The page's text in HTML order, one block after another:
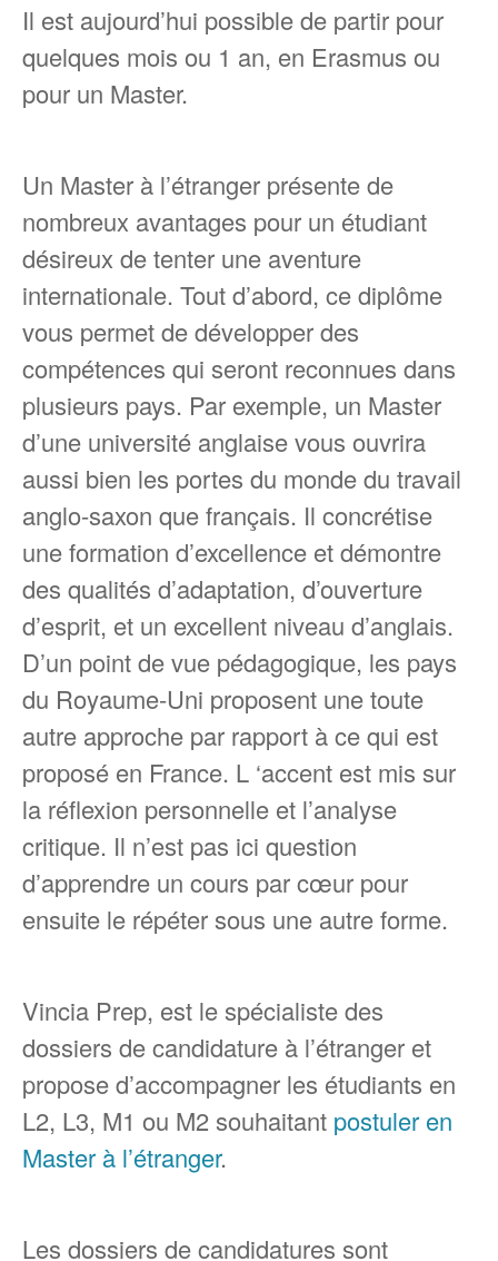
Il est aujourd’hui possible de partir pour
quelques mois ou 1 an, en Erasmus ou
pour un Master.
Un Master à l’étranger présente de
nombreux avantages pour un étudiant
désireux de tenter une aventure
internationale. Tout d’abord, ce diplôme
vous permet de développer des
compétences qui seront reconnues dans
plusieurs pays. Par exemple, un Master
d’une université anglaise vous ouvrira
aussi bien les portes du monde du travail
anglo-saxon que français. Il concrétise
une formation d’excellence et démontre
des qualités d’adaptation, d’ouverture
d’esprit, et un excellent niveau d’anglais.
D’un point de vue pédagogique, les pays
du Royaume-Uni proposent une toute
autre approche par rapport à ce qui est
proposé en France. L ‘accent est mis sur
la réflexion personnelle et l’analyse
critique. Il n’est pas ici question
d’apprendre un cours par cœur pour
ensuite le répéter sous une autre forme.
Vincia Prep, est le spécialiste des
dossiers de candidature à l’étranger et
propose d’accompagner les étudiants en
L2, L3, M1 ou M2 souhaitant postuler en
Master à l’étranger.
Les dossiers de candidatures sont